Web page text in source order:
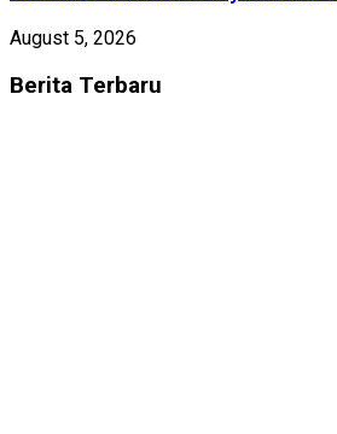
August 5, 2026
Berita Terbaru